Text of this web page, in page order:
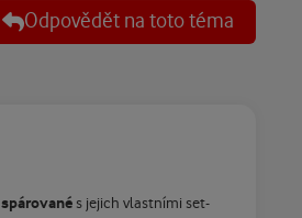
Odpovědět na toto téma
spárovanés jejich vlastními set-